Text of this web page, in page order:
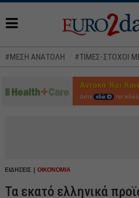
#ΜΕΣΗ ΑΝΑΤΟΛΗ #ΤΙΜΕΣ-ΣΤΟΧΟΙ
Δείτε εδώ την
ΕΙΔΗΣΕΙΣ ΟΙΚΟΝΟΜΙΑ
Τα εκατό ελληνικά